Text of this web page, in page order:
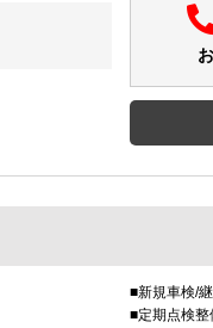
新規車検/
定期点検整